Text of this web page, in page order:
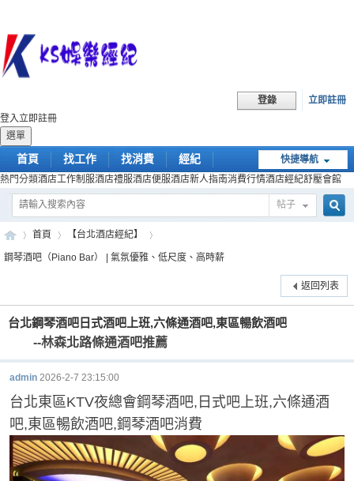
登錄
立即註冊
登入立即註冊
選單
快捷導航
首頁 找工作 找消費
經紀
幹部
熱門分類酒店工作制服酒店禮服酒店便服酒店新人指南消費行情酒店經紀舒壓會館
帖子
索
KS
娛
»
首頁
›
【台北酒店經紀】
›
鋼琴酒吧（Piano Bar） | 氣氛優雅、低尺度、高時薪
返回列表
台北鋼琴酒吧日式酒吧上班,六條通酒吧,東區暢飲酒吧
--林森北路條通酒吧推薦
admin 2026-2-7 23:15:00
台北東區KTV夜總會鋼琴酒吧,日式吧上班,六條通酒
吧,東區暢飲酒吧,鋼琴酒吧消費